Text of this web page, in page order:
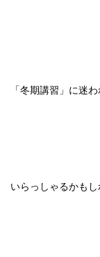
「冬期講習」に迷
いらっしゃるかもし